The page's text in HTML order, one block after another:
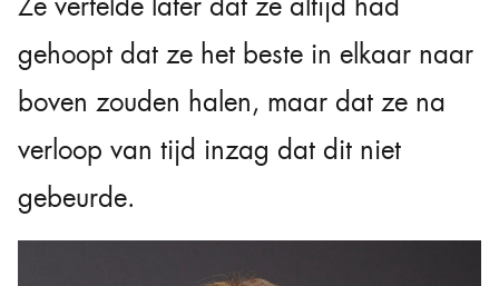
gehoopt dat ze het beste in elkaar naar
boven zouden halen, maar dat ze na
verloop van tijd inzag dat dit niet
gebeurde.